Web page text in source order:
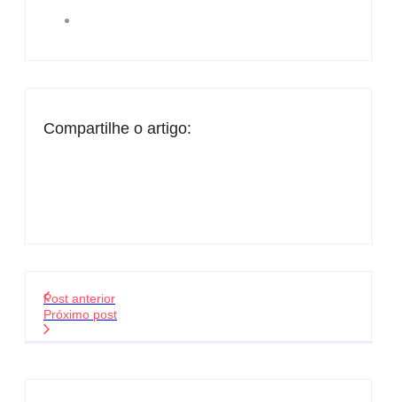
Compartilhe o artigo:
Post anterior
Próximo post